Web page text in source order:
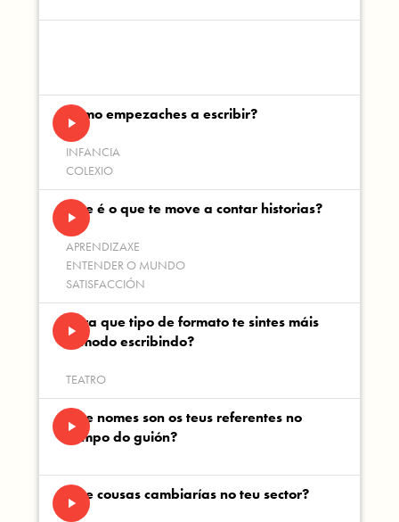
play_arrowComo empezaches a escribir?
INFANCIA
COLEXIO
play_arrowQue é o que te move a contar historias?
APRENDIZAXE
ENTENDER O MUNDO
SATISFACCIÓN
play_arrowPara que tipo de formato te sintes máis
cómodo escribindo?
TEATRO
play_arrowQue nomes son os teus referentes no
campo do guión?
play_arrowQue cousas cambiarías no teu sector?